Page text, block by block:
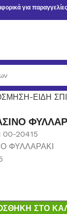
για
ΕΙΔΗ
00-20415
ΦΥΛΛΑΡΑΚΙ
ΣΤΟ